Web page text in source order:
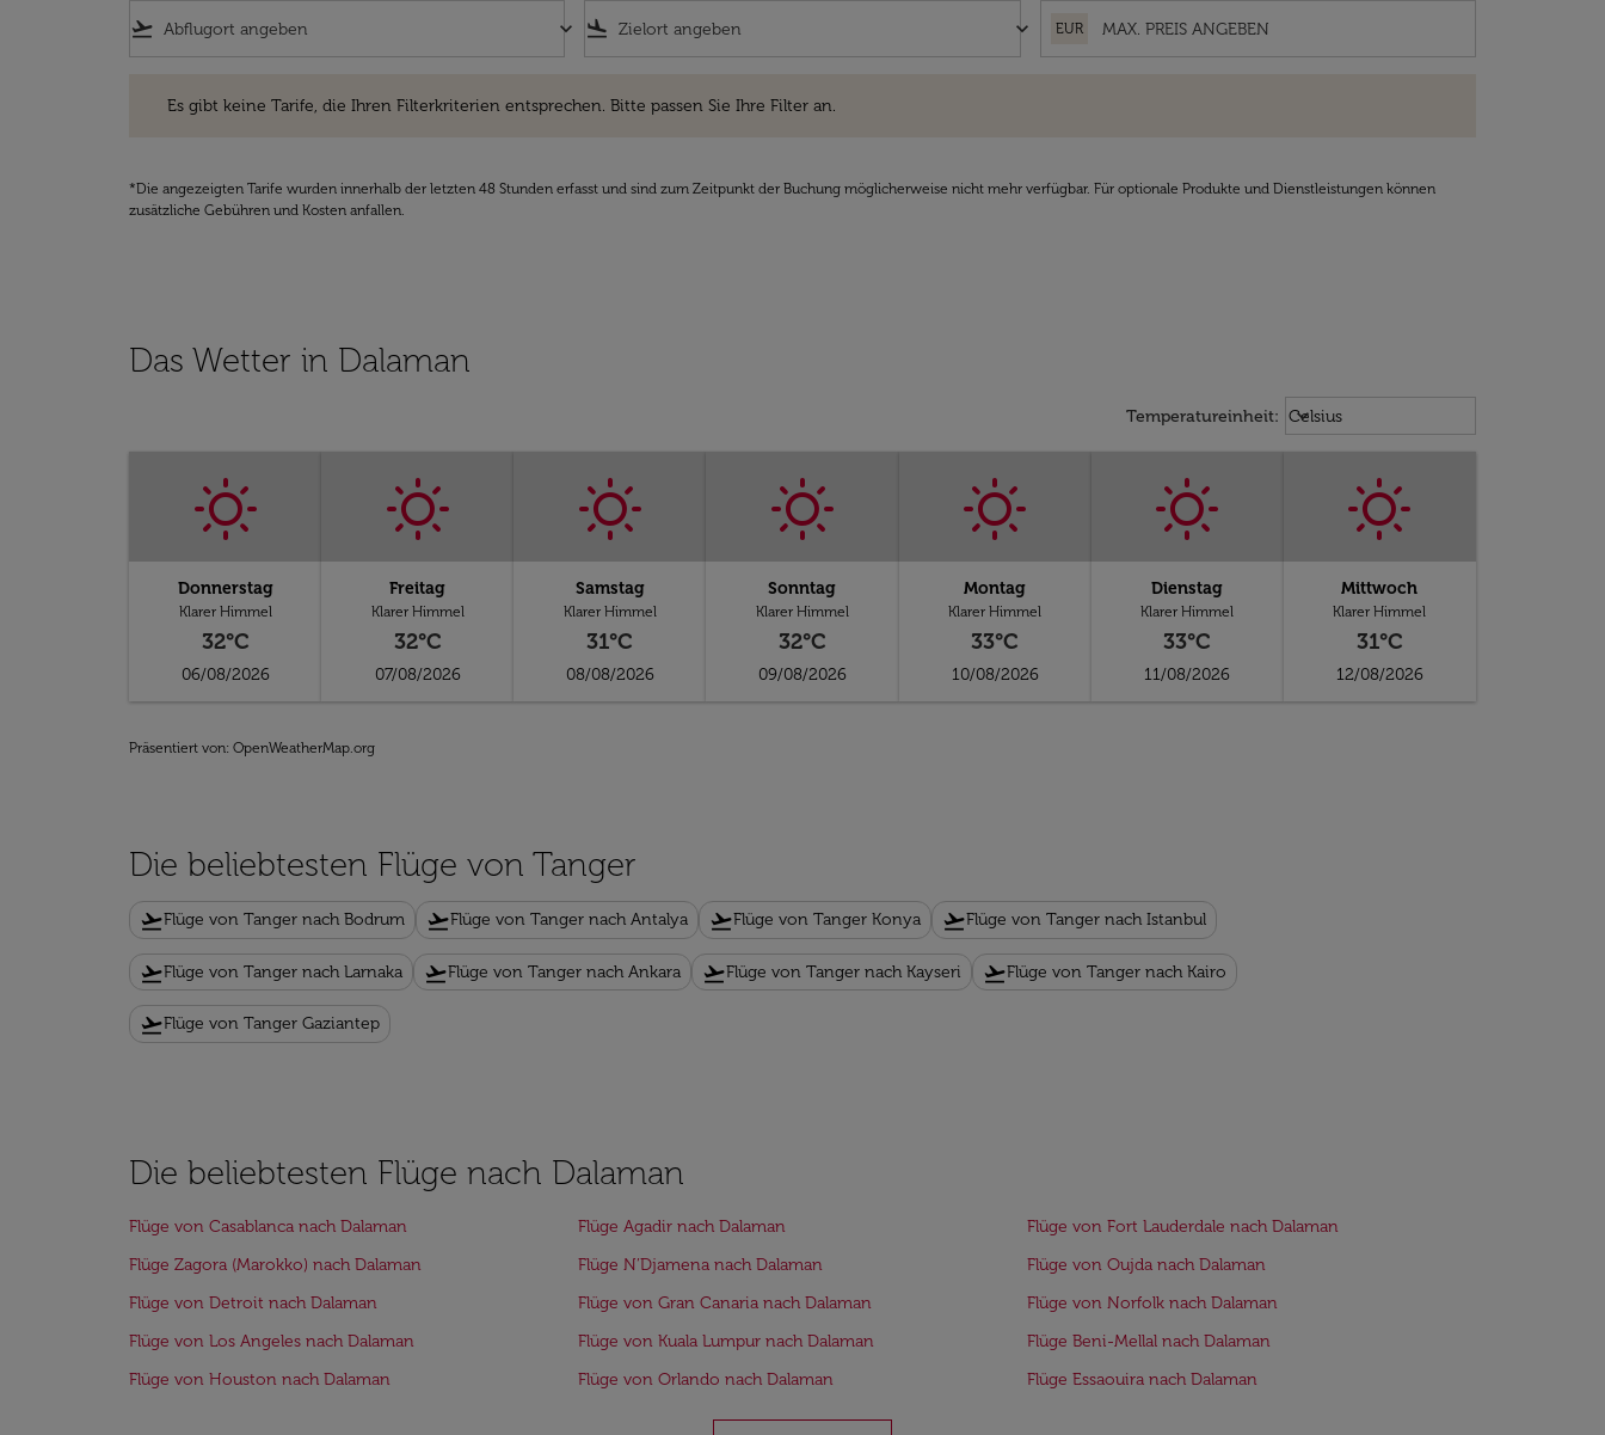
flight_takeoff keyboard_arrow_down flight_land keyboard_arrow_down EUR
Es gibt keine Tarife, die Ihren Filterkriterien entsprechen. Bitte passen Sie Ihre Filter an.
*Die angezeigten Tarife wurden innerhalb der letzten 48 Stunden erfasst und sind zum Zeitpunkt der Buchung möglicherweise nicht mehr verfügbar. Für optionale Produkte und Dienstleistungen können
zusätzliche Gebühren und Kosten anfallen.
Das Wetter in Dalaman
Temperatureinheit: Weather unit option Celsius
Celsius
keyboard_arrow_down
Donnerstag
Klarer Himmel
32°C
06/08/2026
Freitag
Klarer Himmel
32°C
07/08/2026
Samstag
Klarer Himmel
31°C
08/08/2026
Sonntag
Klarer Himmel
32°C
09/08/2026
Montag
Klarer Himmel
33°C
10/08/2026
Dienstag
Klarer Himmel
33°C
11/08/2026
Mittwoch
Klarer Himmel
31°C
12/08/2026
Präsentiert von: OpenWeatherMap.org
Die beliebtesten Flüge von Tanger
flight_takeoffFlüge von Tanger nach Bodrum flight_takeoffFlüge von Tanger nach Antalya flight_takeoffFlüge von Tanger Konya flight_takeoffFlüge von Tanger nach Istanbul
flight_takeoffFlüge von Tanger nach Larnaka flight_takeoffFlüge von Tanger nach Ankara flight_takeoffFlüge von Tanger nach Kayseri flight_takeoffFlüge von Tanger nach Kairo
flight_takeoffFlüge von Tanger Gaziantep
Die beliebtesten Flüge nach Dalaman
Flüge von Casablanca nach Dalaman Flüge Agadir nach Dalaman
Flüge von Fort Lauderdale nach Dalaman
Flüge Zagora (Marokko) nach Dalaman
Flüge N’Djamena nach Dalaman
Flüge von Oujda nach Dalaman
Flüge von Detroit nach Dalaman
Flüge von Gran Canaria nach Dalaman
Flüge von Norfolk nach Dalaman
Flüge von Los Angeles nach Dalaman
Flüge von Kuala Lumpur nach Dalaman
Flüge Beni-Mellal nach Dalaman
Flüge von Houston nach Dalaman
Flüge von Orlando nach Dalaman Flüge Essaouira nach Dalaman